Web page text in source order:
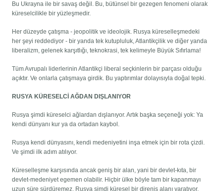
Bu Ukrayna ile bir savaş değil. Bu, bütünsel bir gezegen fenomeni olarak
küreselcilikle bir yüzleşmedir.
Her düzeyde çatışma - jeopolitik ve ideolojik. Rusya küreselleşmedeki
her şeyi reddediyor - bir yanda tek kutupluluk, Atlantikçilik ve diğer yanda
liberalizm, gelenek karşıtlığı, teknokrasi, tek kelimeyle Büyük Sıfırlama!
Tüm Avrupalı ​​liderlerinin Atlantikçi liberal seçkinlerin bir parçası olduğu
açıktır. Ve onlarla çatışmaya girdik. Bu yaptırımlar dolayısıyla doğal tepki.
RUSYA KÜRESELCİ AĞDAN DIŞLANIYOR
Rusya şimdi küreselci ağlardan dışlanıyor. Artık başka seçeneği yok: Ya
kendi dünyanı kur ya da ortadan kaybol.
Rusya kendi dünyasını, kendi medeniyetini inşa etmek için bir rota çizdi.
Ve şimdi ilk adım atılıyor.
Küreselleşme karşısında ancak geniş bir alan, yani bir devlet-kıta, bir
devlet-medeniyet egemen olabilir. Hiçbir ülke böyle tam bir kapanmayı
uzun süre sürdüremez. Rusya şimdi küresel bir direniş alanı yaratıyor.